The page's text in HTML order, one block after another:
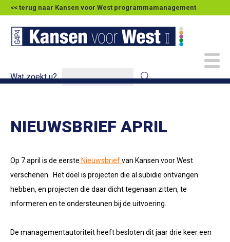
<< terug naar Kansen voor West programmamanagement
Wat zoekt u?
NIEUWSBRIEF APRIL
Op 7 april is de eerste Nieuwsbriefvan Kansen voor West
verschenen. Het doel is projecten die al subidie ontvangen
hebben, en projecten die daar dicht tegenaan zitten, te
informeren en te ondersteunen bij de uitvoering.
De managementautoriteit heeft besloten dit jaar drie keer een